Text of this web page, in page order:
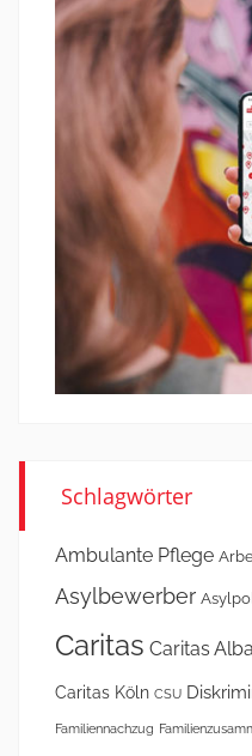
Schlagwörter
Ambulante Pflege
Asylbewerber
Caritas Caritas
Caritas Köln CSU
Familiennachzug